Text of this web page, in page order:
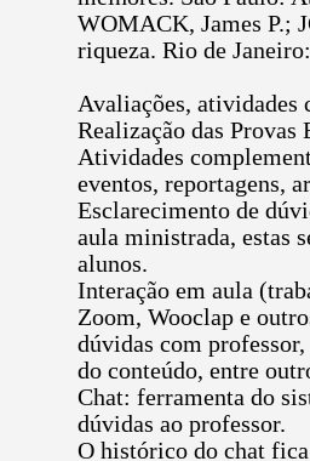
WOMACK, James P.;
riqueza. Rio de
Avaliações, atividades
Realização das
Atividades
eventos, reportagens,
Esclarecimento de
aula ministrada, estas
alunos.
Interação em aula
Zoom, Wooclap e
dúvidas com
do conteúdo, entre
Chat: ferramenta do
dúvidas ao professor.
O histórico do chat